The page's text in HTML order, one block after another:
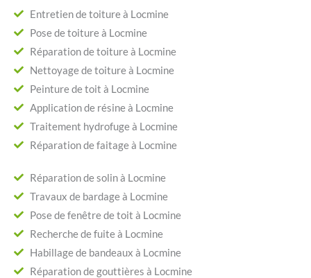
Entretien de toiture à Locmine
Pose de toiture à Locmine
Réparation de toiture à Locmine
Nettoyage de toiture à Locmine
Peinture de toit à Locmine
Application de résine à Locmine
Traitement hydrofuge à Locmine
Réparation de faitage à Locmine
Réparation de solin à Locmine
Travaux de bardage à Locmine
Pose de fenêtre de toit à Locmine
Recherche de fuite à Locmine
Habillage de bandeaux à Locmine
Réparation de gouttières à Locmine